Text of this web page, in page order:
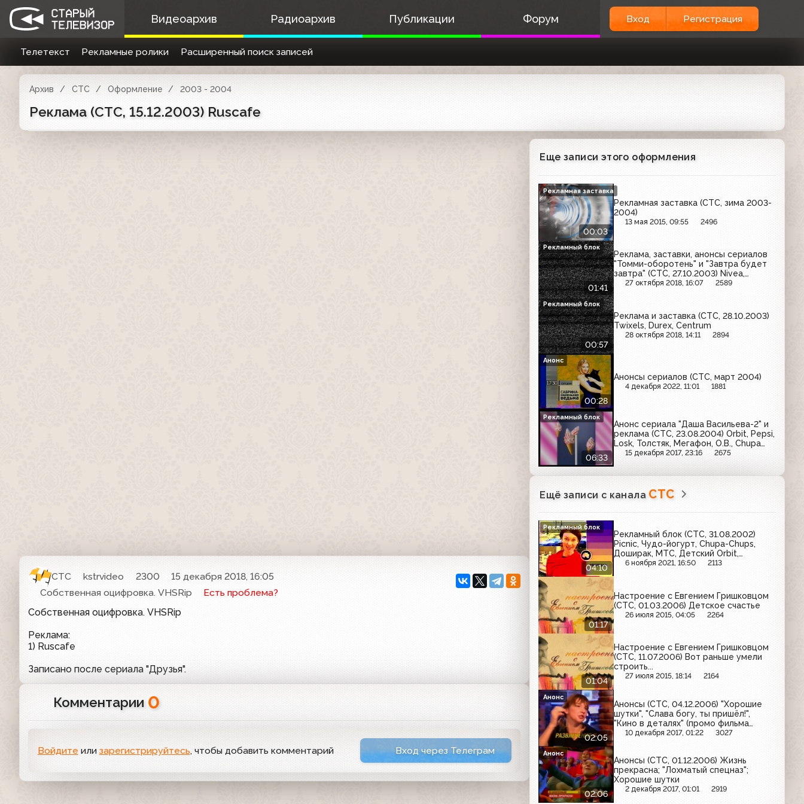
Видеоархив Радиоархив Публикации Форум Вход Регистрация
Телетекст Рекламные ролики Расширенный поиск записей
Архив СТС Оформление 2003 - 2004
Реклама (СТС, 15.12.2003) Ruscafe
СТС kstrvideo 2300
15 декабря 2018, 16:05
Собственная оцифровка. VHSRip
Есть проблема?
Собственная оцифровка. VHSRip
Реклама:
1) Ruscafe
Записано после сериала "Друзья".
Комментарии 0
Войдите или зарегистрируйтесь, чтобы добавить комментарий Вход через Телеграм
Еще записи этого оформления
00:03
Рекламная заставка (СТС, зима 2003-
2004)
13 мая 2015, 09:55 2496
Рекламная заставка
01:41
Реклама, заставки, анонсы сериалов
"Томми-оборотень" и "Завтра будет
завтра" (СТС, 27.10.2003) Nivea,
Centrum, Cillit
27 октября 2018, 16:07 2589
Рекламный блок
00:57
Реклама и заставка (СТС, 28.10.2003)
Twixels, Durex, Centrum
28 октября 2018, 14:11 2894
Рекламный блок
00:28
Анонсы сериалов (СТС, март 2004)
4 декабря 2022, 11:01 1881
Анонс
06:33
Анонс сериала "Даша Васильева-2" и
реклама (СТС, 23.08.2004) Orbit, Pepsi,
Losk, Толстяк, Мегафон, O.B., Chupa
Chups, Ярпиво
15 декабря 2017, 23:16 2675
Рекламный блок
Ещё записи с канала СТС
04:10
Рекламный блок (СТС, 31.08.2002)
Picnic, Чудо-йогурт, Chupa-Chups,
Доширак, МТС, Детский Orbit,
Балтимор, Роллтон, Домик в деревне,
Dew
6 ноября 2021, 16:50 2113
Рекламный блок
01:17
Настроение с Евгением Гришковцом
(СТС, 01.03.2006) Детское счастье
26 июля 2015, 04:05 2264
01:04
Настроение с Евгением Гришковцом
(СТС, 11.07.2006) Вот раньше умели
строить...
27 июля 2015, 18:14 2164
02:05
Анонсы (СТС, 04.12.2006) "Хорошие
шутки", "Слава богу, ты пришёл!",
"Кино в деталях" (промо фильма
"Жара")
10 декабря 2017, 01:22 3027
Анонс
02:06
Анонсы (СТС, 01.12.2006) Жизнь
прекрасна; "Лохматый спецназ";
Хорошие шутки
2 декабря 2017, 01:01 2919
Анонс